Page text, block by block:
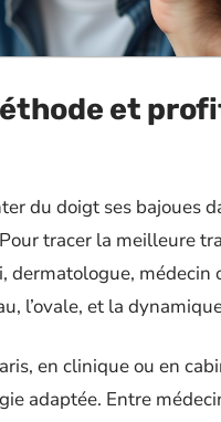
et
du doigt ses bajoues
tracer la meilleure
dermatologue, médecin
l’ovale, et la
en clinique ou en
adaptée. Entre